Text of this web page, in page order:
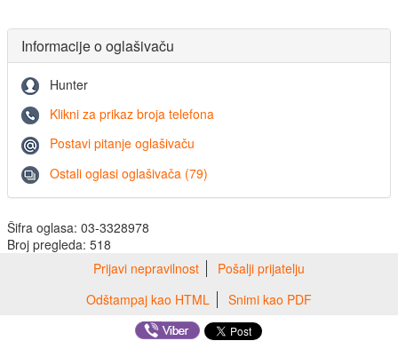
Informacije o oglašivaču
Hunter
Klikni za prikaz broja telefona
Postavi pitanje oglašivaču
Ostali oglasi oglašivača (79)
Šifra oglasa: 03-3328978
Broj pregleda: 518
Prijavi nepravilnost
Pošalji prijatelju
Odštampaj kao HTML
Snimi kao PDF